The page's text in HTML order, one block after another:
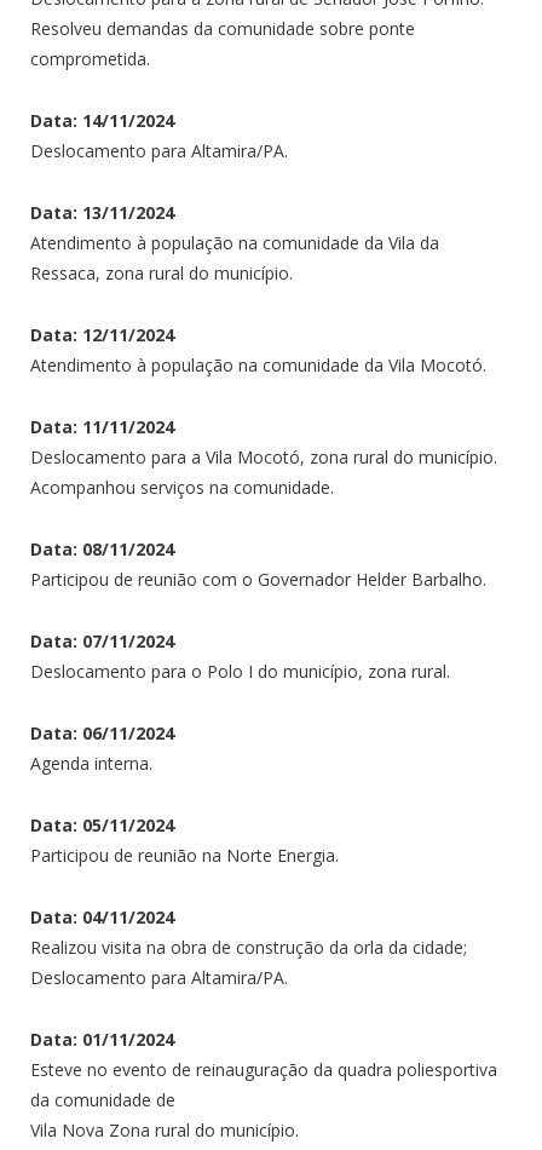
Resolveu demandas da comunidade sobre ponte
comprometida.
Data: 14/11/2024
Deslocamento para Altamira/PA.
Data: 13/11/2024
Atendimento à população na comunidade da Vila da
Ressaca, zona rural do município.
Data: 12/11/2024
Atendimento à população na comunidade da Vila Mocotó.
Data: 11/11/2024
Deslocamento para a Vila Mocotó, zona rural do município.
Acompanhou serviços na comunidade.
Data: 08/11/2024
Participou de reunião com o Governador Helder Barbalho.
Data: 07/11/2024
Deslocamento para o Polo I do município, zona rural.
Data: 06/11/2024
Agenda interna.
Data: 05/11/2024
Participou de reunião na Norte Energia.
Data: 04/11/2024
Realizou visita na obra de construção da orla da cidade;
Deslocamento para Altamira/PA.
Data: 01/11/2024
Esteve no evento de reinauguração da quadra poliesportiva
da comunidade de
Vila Nova Zona rural do município.